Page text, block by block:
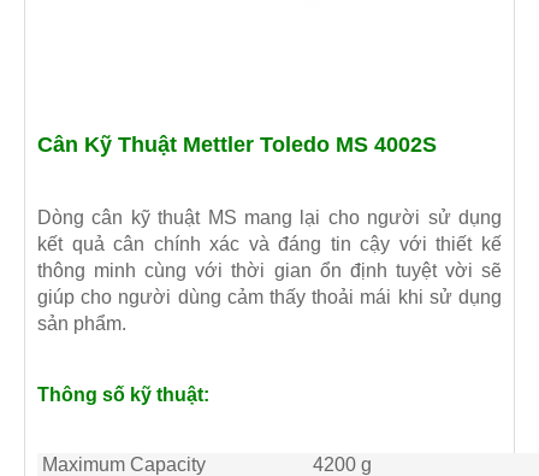
Cân Kỹ Thuật Mettler Toledo MS 4002S
Dòng cân kỹ thuật MS mang lại cho người sử dụng
kết quả cân chính xác và đáng tin cậy với thiết kế
thông minh cùng với thời gian ổn định tuyệt vời sẽ
giúp cho người dùng cảm thấy thoải mái khi sử dụng
sản phẩm.
Thông số kỹ thuật:
Maximum Capacity
4200 g